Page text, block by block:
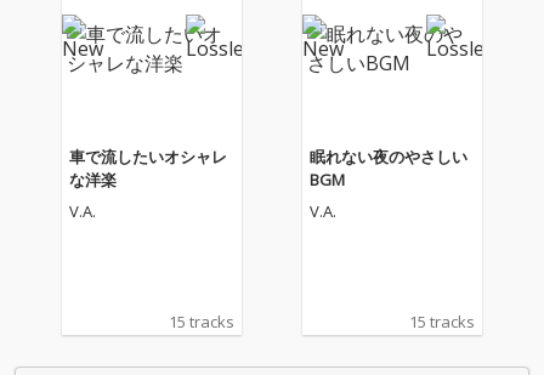
車で流したいオシャレ
な洋楽
V.A.
15 tracks
眠れない夜のやさしい
BGM
V.A.
15 tracks